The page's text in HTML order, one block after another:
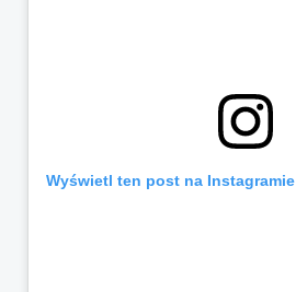
Wyświetl ten post na Instagramie